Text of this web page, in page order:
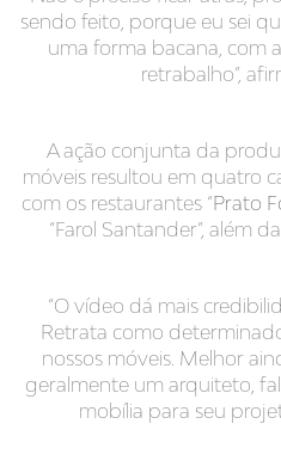
sendo feito, porque eu sei
uma forma bacana, com
retrabalho”,
A ação conjunta da
móveis resultou em quatro
com os restaurantes “Prato
“Farol Santander”, além
“O vídeo dá mais
Retrata como
nossos móveis. Melhor
geralmente um arquiteto,
mobília para seu